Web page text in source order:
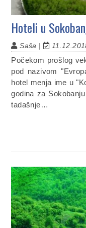
Hoteli u
Saša |
Počekom prošlog
pod nazivom
hotel menja ime u
godina za
tadašnje…